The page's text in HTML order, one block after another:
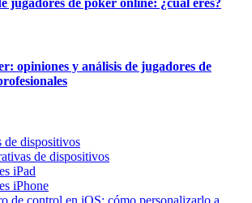
opiniones y análisis de jugadores de
de dispositivos
de dispositivos
iPad
iPhone